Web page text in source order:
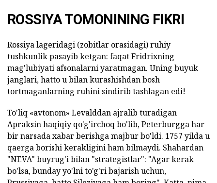
ROSSIYA TOMONINING FIKRI
Rossiya lageridagi (zobitlar orasidagi) ruhiy
tushkunlik pasayib ketgan: faqat Fridrixning
mag'lubiyati afsonalarni yaratmagan. Uning buyuk
janglari, hatto u bilan kurashishdan bosh
tortmaganlarning ruhini sindirib tashlagan edi!
To'liq «avtonom» Levalddan ajralib turadigan
Apraksin haqiqiy qo'g'irchoq bo'lib, Peterburgga har
bir narsada xabar berishga majbur bo'ldi. 1757 yilda u
qaerga borishi kerakligini ham bilmaydi. Shahardan
"NEVA" buyrug'i bilan "strategistlar": "Agar kerak
bo'lsa, bunday yo'lni to'g'ri bajarish uchun,